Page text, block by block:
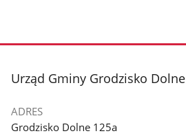
stopka
Urząd Gminy Grodzisko Dolne
ADRES
Grodzisko Dolne 125a